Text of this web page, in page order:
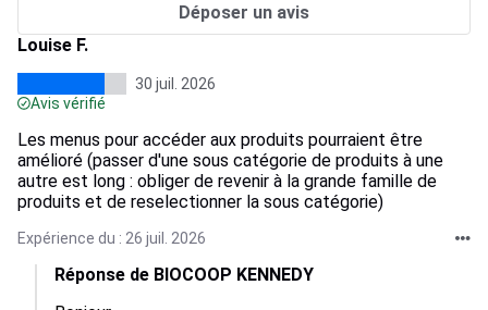
Déposer un avis
Louise F.
30 juil. 2026
Avis vérifié
Les menus pour accéder aux produits pourraient être
amélioré (passer d'une sous catégorie de produits à une
autre est long : obliger de revenir à la grande famille de
produits et de reselectionner la sous catégorie)
Expérience du : 26 juil. 2026
Réponse de BIOCOOP KENNEDY